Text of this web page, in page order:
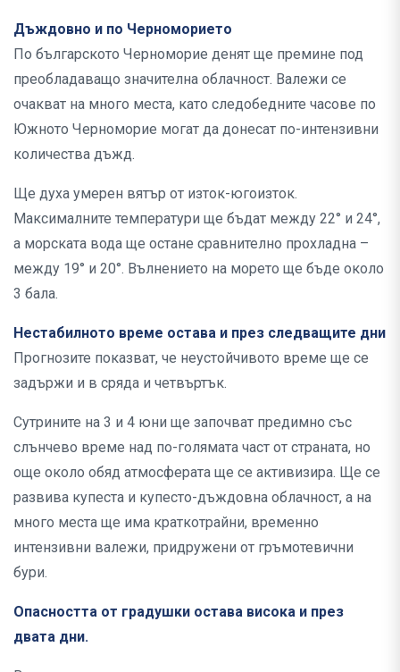
Дъждовно и по Черноморието
По българското Черноморие денят ще премине под
преобладаващо значителна облачност. Валежи се
очакват на много места, като следобедните часове по
Южното Черноморие могат да донесат по-интензивни
количества дъжд.
Ще духа умерен вятър от изток-югоизток.
Максималните температури ще бъдат между 22° и 24°,
а морската вода ще остане сравнително прохладна –
между 19° и 20°. Вълнението на морето ще бъде около
3 бала.
Нестабилното време остава и през следващите дни
Прогнозите показват, че неустойчивото време ще се
задържи и в сряда и четвъртък.
Сутрините на 3 и 4 юни ще започват предимно със
слънчево време над по-голямата част от страната, но
още около обяд атмосферата ще се активизира. Ще се
развива купеста и купесто-дъждовна облачност, а на
много места ще има краткотрайни, временно
интензивни валежи, придружени от гръмотевични
бури.
Опасността от градушки остава висока и през
двата дни.